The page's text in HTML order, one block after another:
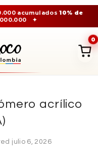
acumulados10% de
✦
0
acrílico
julio 6, 2026